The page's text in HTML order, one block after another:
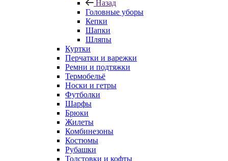
Назад
Головные уборы
Кепки
Шапки
Шляпы
Куртки
Перчатки и варежки
Ремни и подтяжки
Термобельё
Носки и гетры
Футболки
Шарфы
Брюки
Жилеты
Комбинезоны
Костюмы
Рубашки
Толстовки и кофты